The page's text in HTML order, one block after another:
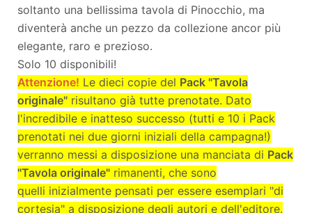
soltanto una bellissima tavola di Pinocchio, ma
diventerà anche un pezzo da collezione ancor più
elegante, raro e prezioso.
Solo 10 disponibili!
Attenzione! Le dieci copie del Pack "Tavola
originale" risultano già tutte prenotate. Dato
l'incredibile e inatteso successo (tutti e 10 i Pack
prenotati nei due giorni iniziali della campagna!)
verranno messi a disposizione una manciata di Pack
"Tavola originale" rimanenti, che sono
quelli inizialmente pensati per essere esemplari "di
cortesia" a disposizione degli autori e dell'editore.